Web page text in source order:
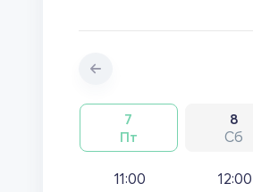
7
Пт
8
Сб
11:00 12:00